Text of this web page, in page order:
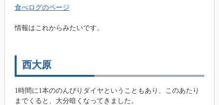
食べログのページ
情報はこれからみたいです。
西大原
1時間に1本ののんびりダイヤということもあり、このあたり
までくると、大分暗くなってきました。